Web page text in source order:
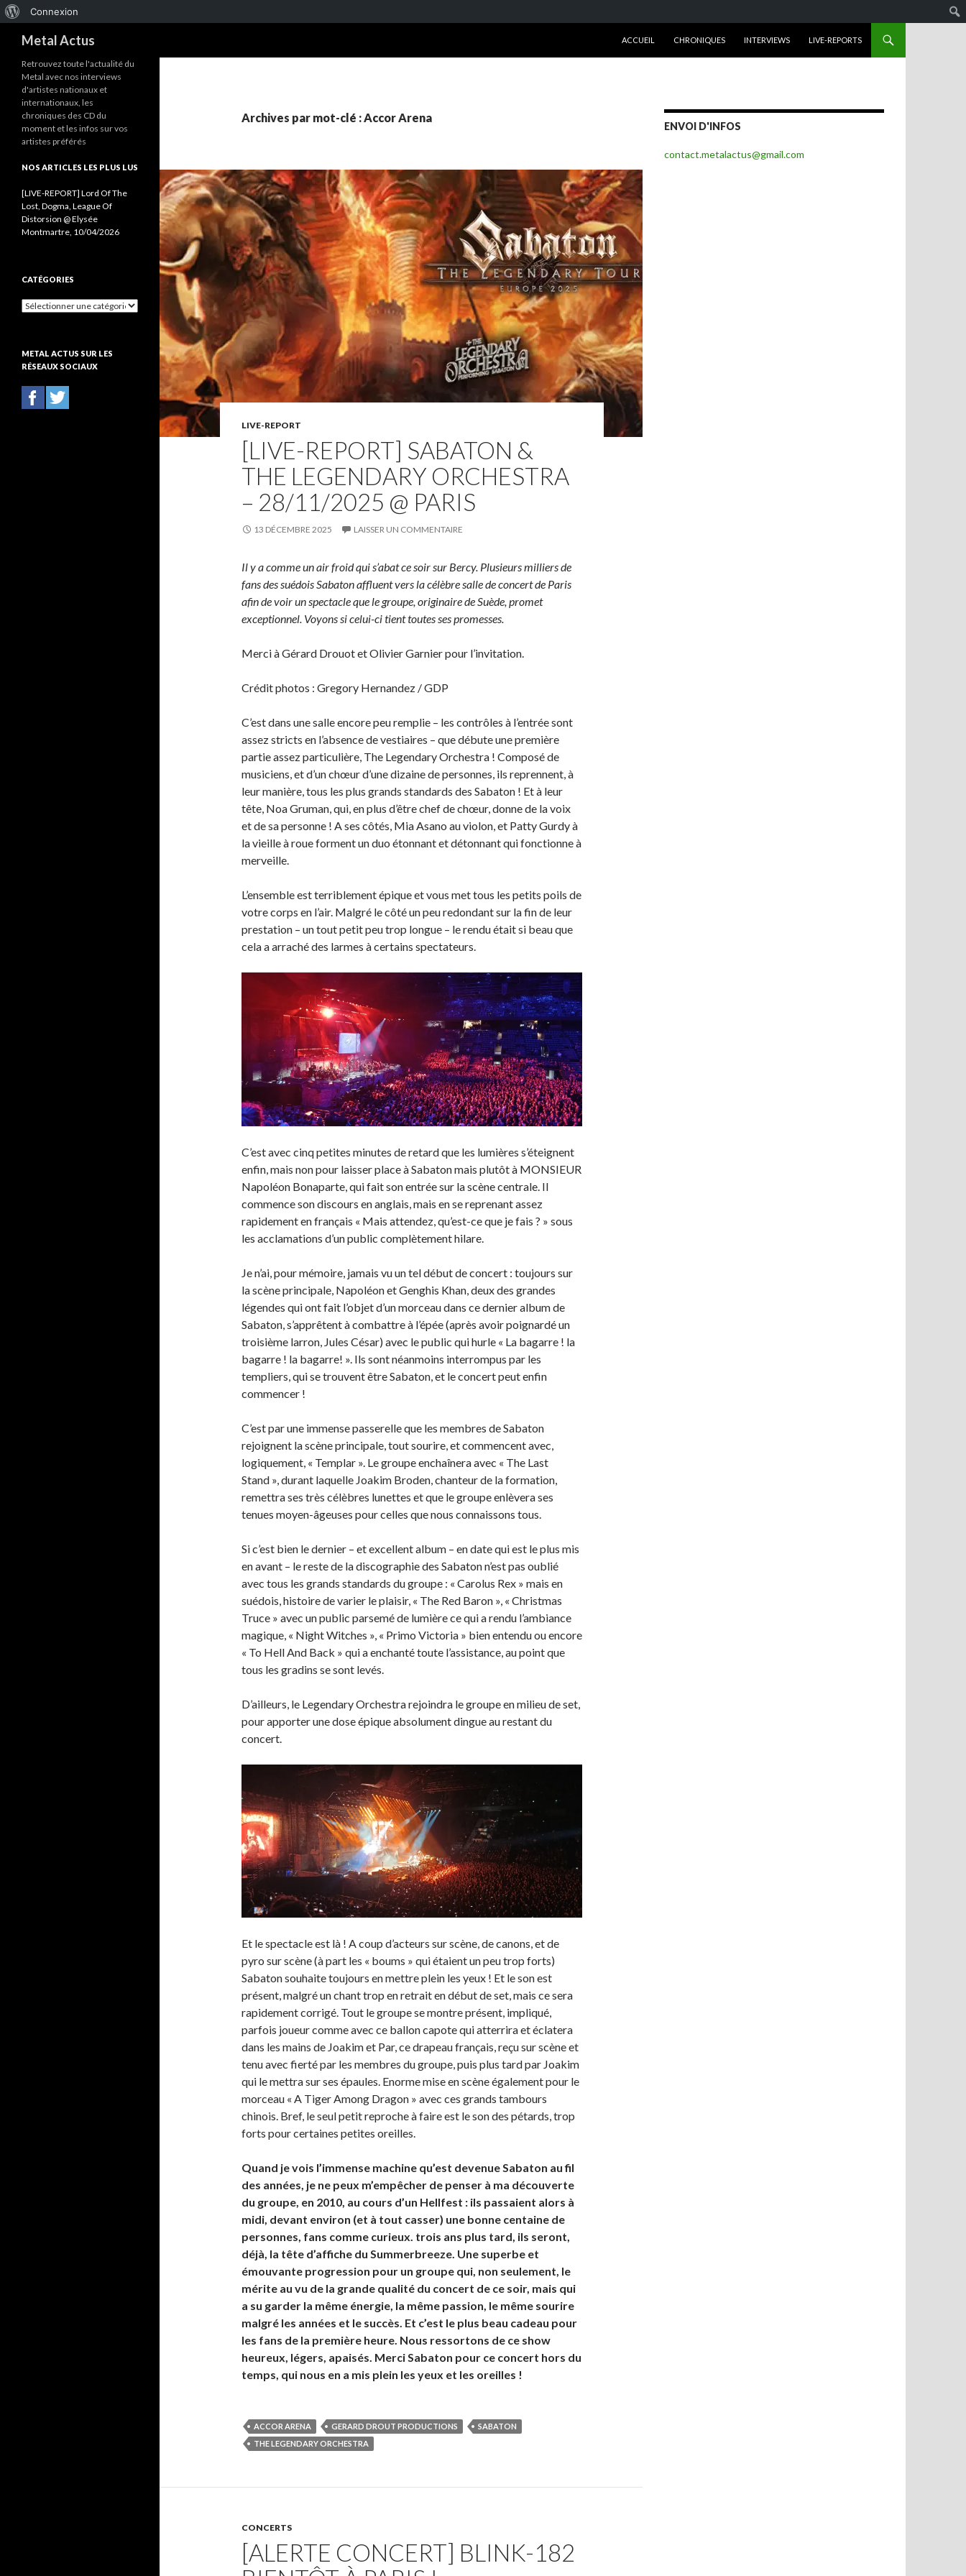
Metal Actus
ACCUEIL
CHRONIQUES INTERVIEWS LIVE-REPORTS
Archives par mot-clé : Accor Arena
LIVE-REPORT
[LIVE-REPORT] SABATON &
THE LEGENDARY ORCHESTRA
– 28/11/2025 @ PARIS
13 DÉCEMBRE 2025 LAISSER UN COMMENTAIRE
Il y a comme un air froid qui s’abat ce soir sur Bercy. Plusieurs milliers de
fans des suédois Sabaton affluent vers la célèbre salle de concert de Paris
afin de voir un spectacle que le groupe, originaire de Suède, promet
exceptionnel. Voyons si celui-ci tient toutes ses promesses.
Merci à Gérard Drouot et Olivier Garnier pour l’invitation.
Crédit photos : Gregory Hernandez / GDP
C’est dans une salle encore peu remplie – les contrôles à l’entrée sont
assez stricts en l’absence de vestiaires – que débute une première
partie assez particulière, The Legendary Orchestra ! Composé de
musiciens, et d’un chœur d’une dizaine de personnes, ils reprennent, à
leur manière, tous les plus grands standards des Sabaton ! Et à leur
tête, Noa Gruman, qui, en plus d’être chef de chœur, donne de la voix
et de sa personne ! A ses côtés, Mia Asano au violon, et Patty Gurdy à
la vieille à roue forment un duo étonnant et détonnant qui fonctionne à
merveille.
L’ensemble est terriblement épique et vous met tous les petits poils de
votre corps en l’air. Malgré le côté un peu redondant sur la fin de leur
prestation – un tout petit peu trop longue – le rendu était si beau que
cela a arraché des larmes à certains spectateurs.
C’est avec cinq petites minutes de retard que les lumières s’éteignent
enfin, mais non pour laisser place à Sabaton mais plutôt à MONSIEUR
Napoléon Bonaparte, qui fait son entrée sur la scène centrale. Il
commence son discours en anglais, mais en se reprenant assez
rapidement en français « Mais attendez, qu’est-ce que je fais ? » sous
les acclamations d’un public complètement hilare.
Je n’ai, pour mémoire, jamais vu un tel début de concert : toujours sur
la scène principale, Napoléon et Genghis Khan, deux des grandes
légendes qui ont fait l’objet d’un morceau dans ce dernier album de
Sabaton, s’apprêtent à combattre à l’épée (après avoir poignardé un
troisième larron, Jules César) avec le public qui hurle « La bagarre ! la
bagarre ! la bagarre! ». Ils sont néanmoins interrompus par les
templiers, qui se trouvent être Sabaton, et le concert peut enfin
commencer !
C’est par une immense passerelle que les membres de Sabaton
rejoignent la scène principale, tout sourire, et commencent avec,
logiquement, « Templar ». Le groupe enchaînera avec « The Last
Stand », durant laquelle Joakim Broden, chanteur de la formation,
remettra ses très célèbres lunettes et que le groupe enlèvera ses
tenues moyen-âgeuses pour celles que nous connaissons tous.
Si c’est bien le dernier – et excellent album – en date qui est le plus mis
en avant – le reste de la discographie des Sabaton n’est pas oublié
avec tous les grands standards du groupe : « Carolus Rex » mais en
suédois, histoire de varier le plaisir, « The Red Baron », « Christmas
Truce » avec un public parsemé de lumière ce qui a rendu l’ambiance
magique, « Night Witches », « Primo Victoria » bien entendu ou encore
« To Hell And Back » qui a enchanté toute l’assistance, au point que
tous les gradins se sont levés.
D’ailleurs, le Legendary Orchestra rejoindra le groupe en milieu de set,
pour apporter une dose épique absolument dingue au restant du
concert.
Et le spectacle est là ! A coup d’acteurs sur scène, de canons, et de
pyro sur scène (à part les « boums » qui étaient un peu trop forts)
Sabaton souhaite toujours en mettre plein les yeux ! Et le son est
présent, malgré un chant trop en retrait en début de set, mais ce sera
rapidement corrigé. Tout le groupe se montre présent, impliqué,
parfois joueur comme avec ce ballon capote qui atterrira et éclatera
dans les mains de Joakim et Par, ce drapeau français, reçu sur scène et
tenu avec fierté par les membres du groupe, puis plus tard par Joakim
qui le mettra sur ses épaules. Enorme mise en scène également pour le
morceau « A Tiger Among Dragon » avec ces grands tambours
chinois. Bref, le seul petit reproche à faire est le son des pétards, trop
forts pour certaines petites oreilles.
Quand je vois l’immense machine qu’est devenue Sabaton au fil
des années, je ne peux m’empêcher de penser à ma découverte
du groupe, en 2010, au cours d’un Hellfest : ils passaient alors à
midi, devant environ (et à tout casser) une bonne centaine de
personnes, fans comme curieux. trois ans plus tard, ils seront,
déjà, la tête d’affiche du Summerbreeze. Une superbe et
émouvante progression pour un groupe qui, non seulement, le
mérite au vu de la grande qualité du concert de ce soir, mais qui
a su garder la même énergie, la même passion, le même sourire
malgré les années et le succès. Et c’est le plus beau cadeau pour
les fans de la première heure. Nous ressortons de ce show
heureux, légers, apaisés. Merci Sabaton pour ce concert hors du
temps, qui nous en a mis plein les yeux et les oreilles !
ACCOR ARENA GERARD DROUT PRODUCTIONS
SABATON
THE LEGENDARY ORCHESTRA
CONCERTS
[ALERTE CONCERT] BLINK-182
ENVOI D'INFOS
contact.metalactus@gmail.com
Retrouvez toute l'actualité du
Metal avec nos interviews
d'artistes nationaux et
internationaux, les
chroniques des CD du
moment et les infos sur vos
artistes préférés
NOS ARTICLES LES PLUS LUS
[LIVE-REPORT] Lord Of The
Lost, Dogma, League Of
Distorsion @ Elysée
Montmartre, 10/04/2026
CATÉGORIES
C
g
o
e
METAL ACTUS SUR LES
RÉSEAUX SOCIAUX
propos
WordPress
Connexion